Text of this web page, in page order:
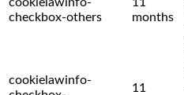
checkbox-others
months
cookielawinfo-
11